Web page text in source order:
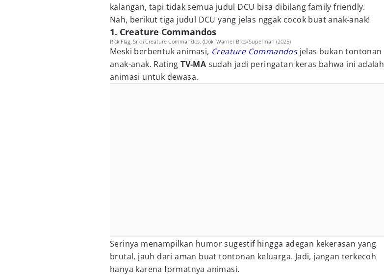
kalangan, tapi tidak semua judul DCU bisa dibilang family friendly.
Nah, berikut tiga judul DCU yang jelas nggak cocok buat anak-anak!
1. Creature Commandos
Rick Flag, Sr di Creature Commandos. (Dok. Warner Bros/Superman (2025)
Meski berbentuk animasi, Creature Commandosjelas bukan tontonan
anak-anak. RatingTV-MA sudah jadi peringatan keras bahwa ini adalah
animasi untuk dewasa.
Serinya menampilkan humor sugestif hingga adegan kekerasan yang
brutal, jauh dari aman buat tontonan keluarga. Jadi, jangan terkecoh
hanya karena formatnya animasi.